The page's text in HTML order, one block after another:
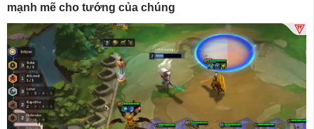
mạnh mẽ cho tướng của chúng